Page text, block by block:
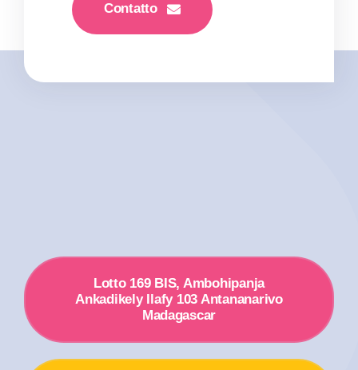
Contatto
Lotto 169 BIS, Ambohipanja
Ankadikely Ilafy 103 Antananarivo
Madagascar